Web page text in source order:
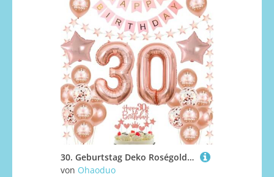
30. Geburtstag Deko Roségold, Luftballon 30. Geburtstag frauen, Geburtstagsdeko 30 Jahre frau ballon
von Ohaoduo